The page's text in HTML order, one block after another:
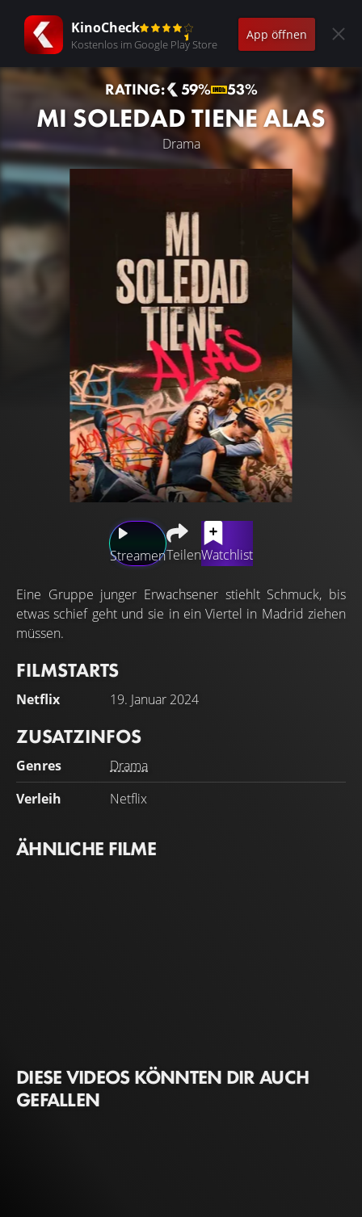
KinoCheck
Kostenlos im Google Play Store
App öffnen
RATING: 59% 53%
MI SOLEDAD TIENE ALAS
Drama
StreamenTeilenWatchlist
Eine Gruppe junger Erwachsener stiehlt Schmuck, bis
etwas schief geht und sie in ein Viertel in Madrid ziehen
müssen.
FILMSTARTS
Netflix 19. Januar 2024
ZUSATZINFOS
Genres
Drama
Verleih
Netflix
ÄHNLICHE FILME
DIESE VIDEOS KÖNNTEN DIR AUCH
GEFALLEN